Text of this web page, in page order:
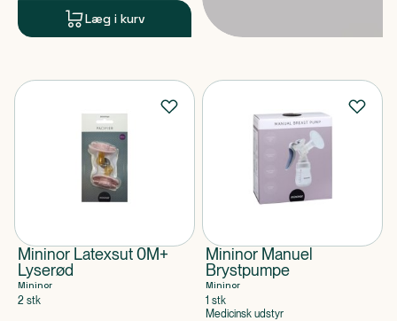
Læg i kurv
Mininor Latexsut 0M+
Lyserød
Mininor
2 stk
Mininor Manuel
Brystpumpe
Mininor
1 stk
Medicinsk udstyr